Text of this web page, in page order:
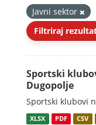
Javni sektor
Filtriraj
Sportski
Dugopolje
Sportski klubovi
XLSX PDF CSV